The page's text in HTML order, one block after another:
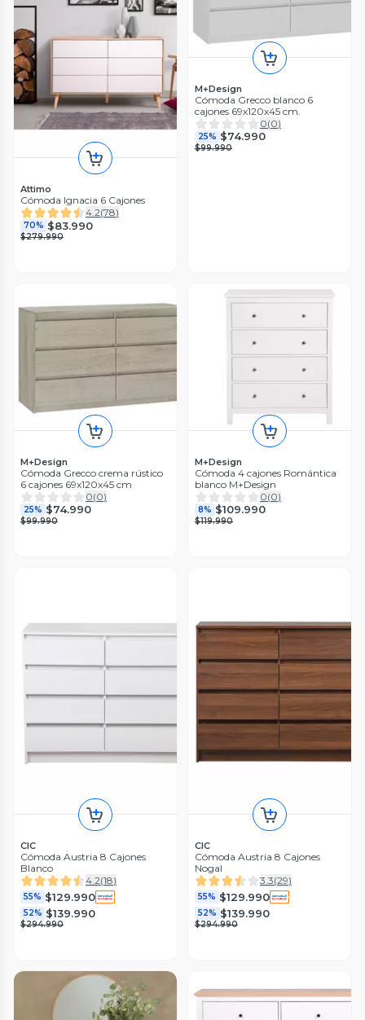
Attimo
Cómoda Ignacia 6 Cajones
4.2(78)
70% $83.990
$279.990
M+Design
Cómoda Grecco blanco 6
cajones 69x120x45 cm.
0(0)
25% $74.990
$99.990
M+Design
Cómoda Grecco crema rústico
6 cajones 69x120x45 cm
0(0)
25% $74.990
$99.990
M+Design
Cómoda 4 cajones Romántica
blanco M+Design
0(0)
8% $109.990
$119.990
CIC
Cómoda Austria 8 Cajones
Blanco
4.2(18)
55% $129.990
52% $139.990
$294.990
CIC
Cómoda Austria 8 Cajones
Nogal
3.3(29)
55% $129.990
52% $139.990
$294.990